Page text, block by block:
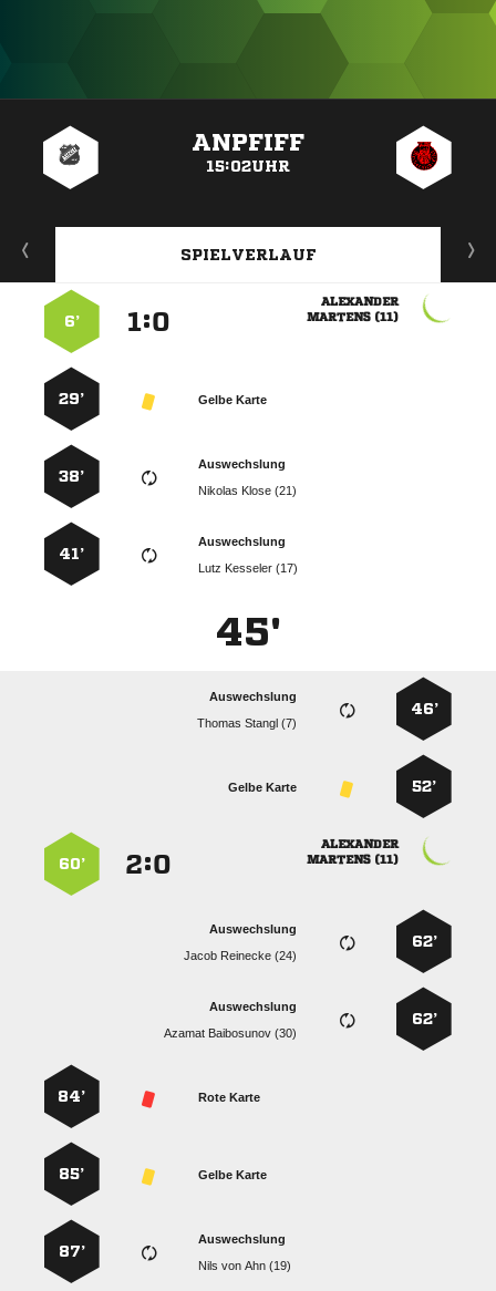
ANPFIFF
15:02UHR
SPIELVERLAUF

 
:
6’
Gelbe Karte
29’
Auswechslung
  
38’
Auswechslung
  
41’
45'
46’
Auswechslung
  
52’
Gelbe Karte

 
:
60’
62’
Auswechslung
  
62’
Auswechslung
  
Rote Karte
84’
Gelbe Karte
85’
Auswechslung
   
87’